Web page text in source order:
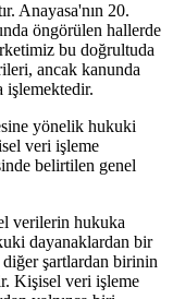
Anayasa'nın 20.
öngörülen hallerde
bu doğrultuda
ancak kanunda
işlemektedir.
yönelik hukuki
veri işleme
belirtilen genel
verilerin hukuka
dayanaklardan bir
diğer şartlardan birinin
Kişisel veri işleme